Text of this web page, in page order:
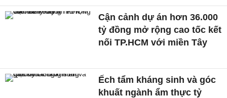
Cận cảnh dự án hơn 36.000
tỷ đồng mở rộng cao tốc kết
nối TP.HCM với miền Tây
Ếch tẩm kháng sinh và góc
khuất ngành ẩm thực tỷ